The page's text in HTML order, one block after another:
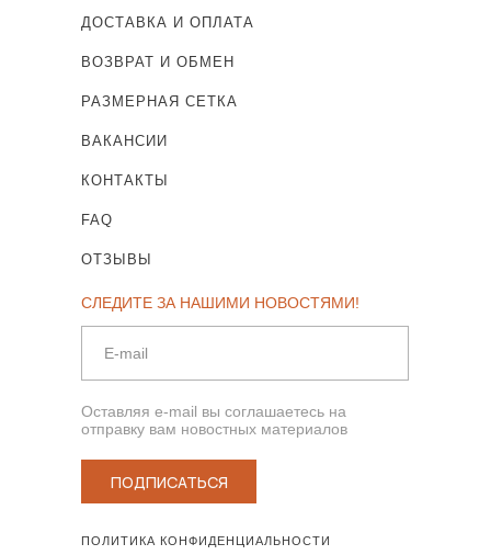
ПОЛИТИКА КОНФИДЕНЦИАЛЬНОСТИ
РАЗМЕРНАЯ СЕТКА
ДОСТАВКА И ОПЛАТА
КОНТАКТЫ
FAQ
ОТЗЫВЫ
СЛЕДИТЕ ЗА НАШИМИ НОВОСТЯМИ!
Оставляя e-mail вы соглашаетесь на
отправку вам новостных материалов
ПОДПИСАТЬСЯ
ВОЗВРАТ И ОБМЕН
ВАКАНСИИ